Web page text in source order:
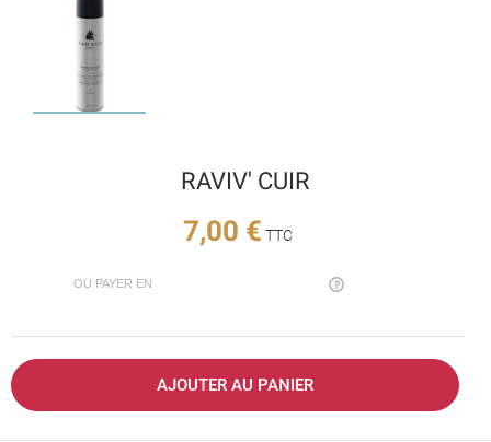
RAVIV' CUIR
7,00 € TTC
OU PAYER EN
AJOUTER AU PANIER